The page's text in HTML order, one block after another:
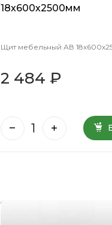
18х600х2500мм
Щит мебельный АВ
2 484 ₽